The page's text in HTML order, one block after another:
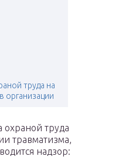
труда на
организации
труда
травматизма,
надзор: